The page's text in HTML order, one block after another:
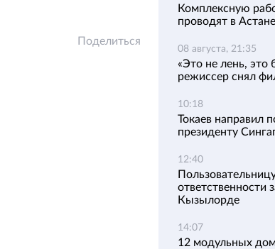
Поделиться
Комплексную
проводят в Астане
08 августа, 21:35
«Это не лень, это
режиссер снял
10:18
Токаев направил
президенту
12:40
ответственности
Кызылорде
14:07
12 модульных